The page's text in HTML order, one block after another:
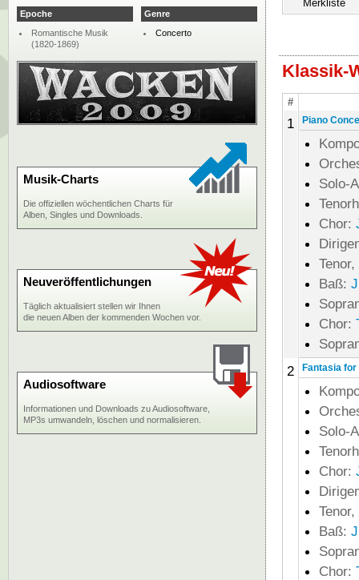
Klassik-
#
1 Piano
Solo-
Chor:
Baß:
Chor:
2
Fantasia
Solo-
Chor:
Baß:
Chor:
Epoche
Romantische Musik
(1820-1869)
Genre
Concerto
Musik-Charts
Die offiziellen wöchentlichen Charts für
Alben, Singles und Downloads.
Neuveröffentlichungen
Täglich aktualisiert stellen wir Ihnen
die neuen Alben der kommenden Wochen vor.
Audiosoftware
Informationen und Downloads zu Audiosoftware,
MP3s umwandeln, löschen und normalisieren.